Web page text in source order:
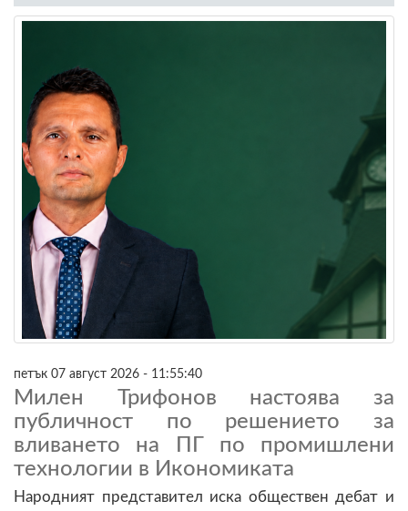
петък 07 август 2026 - 11:55:40
Милен Трифонов настоява за
публичност по решението за
вливането на ПГ по промишлени
технологии в Икономиката
Народният представител иска обществен дебат и